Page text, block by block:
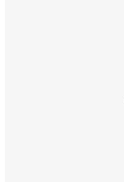
>>
>>
>>
>>